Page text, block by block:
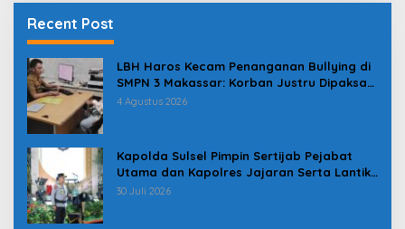
Recent Post
LBH Haros Kecam Penanganan Bullying di
SMPN 3 Makassar: Korban Justru Dipaksa
Pindah
4 Agustus 2026
Kapolda Sulsel Pimpin Sertijab Pejabat
Utama dan Kapolres Jajaran Serta Lantik
Karolog dan Kapolresta Gowa
30 Juli 2026